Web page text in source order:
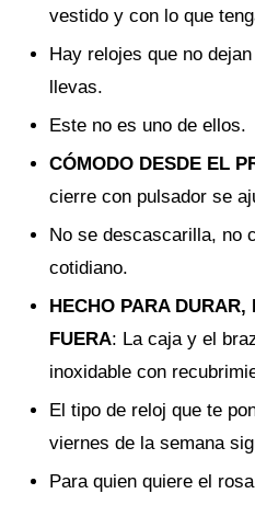
vestido y con lo que
Hay relojes que no
llevas.
Este no es uno de ellos.
CÓMODO DESDE EL
cierre con pulsador se
No se descascarilla, no
cotidiano.
HECHO PARA DURAR,
FUERA: La caja y el
inoxidable con
El tipo de reloj que te
viernes de la semana
Para quien quiere el